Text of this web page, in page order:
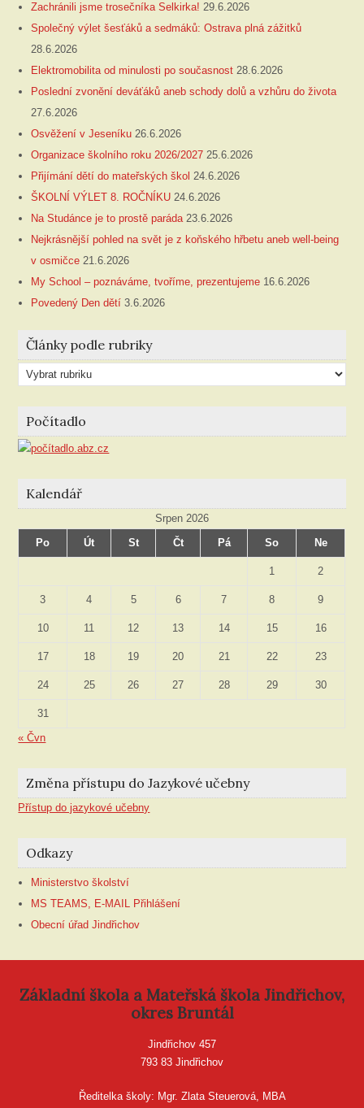
Zachránili jsme trosečníka Selkirka! 29.6.2026
Společný výlet šesťáků a sedmáků: Ostrava plná zážitků
28.6.2026
Elektromobilita od minulosti po současnost 28.6.2026
Poslední zvonění deváťáků aneb schody dolů a vzhůru do života
27.6.2026
Osvěžení v Jeseníku 26.6.2026
Organizace školního roku 2026/2027 25.6.2026
Přijímání dětí do mateřských škol 24.6.2026
ŠKOLNÍ VÝLET 8. ROČNÍKU 24.6.2026
Na Studánce je to prostě paráda 23.6.2026
Nejkrásnější pohled na svět je z koňského hřbetu aneb well-being
v osmičce 21.6.2026
My School – poznáváme, tvoříme, prezentujeme 16.6.2026
Povedený Den dětí 3.6.2026
Články podle rubriky
Články
podle
rubriky
Počítadlo
Kalendář
Srpen 2026
Po
Út St Čt Pá So Ne
1 2
3 4 5 6 7 8 9
10 11 12 13 14 15 16
17 18 19 20 21 22 23
24 25 26 27 28 29 30
31
« Čvn
Změna přístupu do Jazykové učebny
Přístup do jazykové učebny
Odkazy
Ministerstvo školství
MS TEAMS, E-MAIL Přihlášení
Obecní úřad Jindřichov
Základní škola a Mateřská škola Jindřichov,
okres Bruntál
Jindřichov 457
793 83 Jindřichov
Ředitelka školy: Mgr. Zlata Steuerová, MBA